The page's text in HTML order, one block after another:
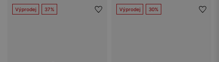
Výprodej 37% Výprodej 30%